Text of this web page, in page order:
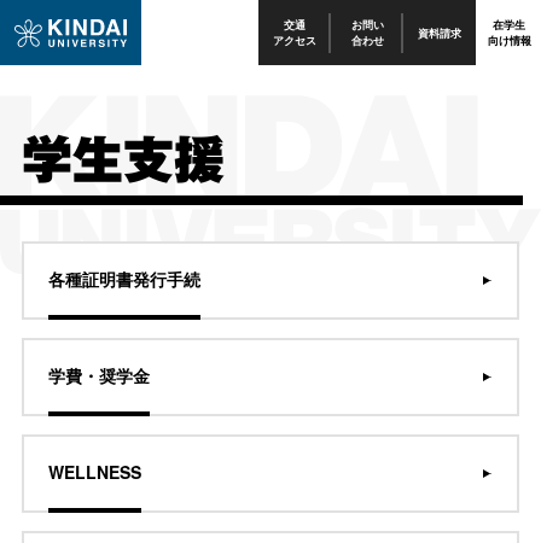
交通
アクセス
お問い
合わせ 資料請求 在学生
向け情報
学生支援
各種証明書発行手続
学費・奨学金
WELLNESS